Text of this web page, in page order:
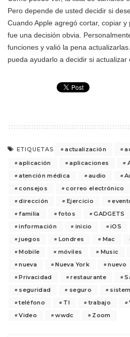
Pero depende de usted decidir si
Cuando Apple agregó cortar, copiar y
fue una decisión obvia.
funciones y valió la pena
pueda ayudarlo a decidir si actualizar
ETIQUETAS actualización
aplicación
aplicaciones
atención médica
audio
consejos
correo electrónico
dirección
Ejercicio
familia
fotos GADGETS
información
inicio iOS
juegos
Londres Mac
Mobile
móviles Music
nueva
Nueva York nuevo
Privacidad
restaurante
seguridad
seguro
teléfono
TI trabajo
Video
wwdc Zoom